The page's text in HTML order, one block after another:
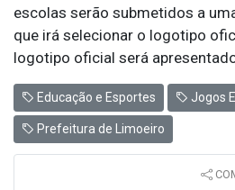
escolas serão submetidos a
que irá selecionar o logotipo
logotipo oficial será
Educação e Esportes Jogos
Prefeitura de Limoeiro